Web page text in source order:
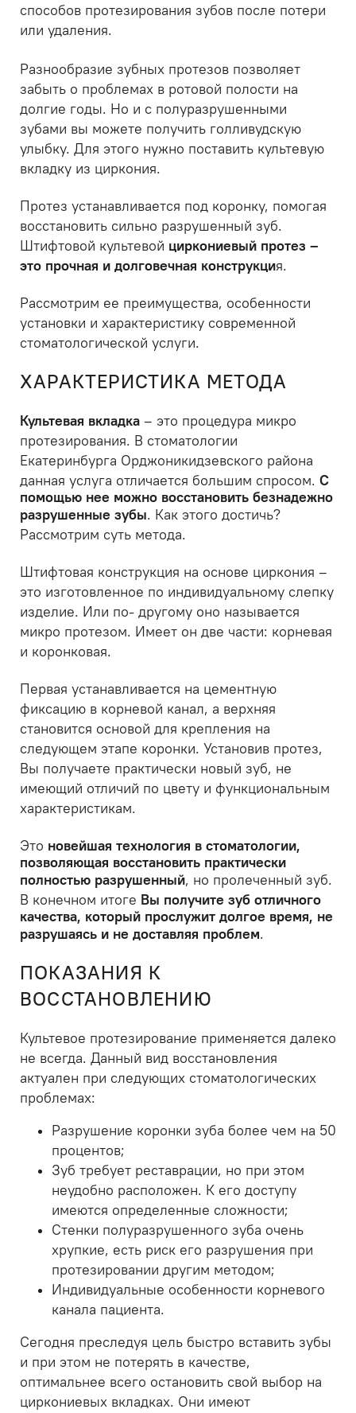
способов протезирования зубов после потери
или удаления.
Разнообразие зубных протезов позволяет
забыть о проблемах в ротовой полости на
долгие годы. Но и с полуразрушенными
зубами вы можете получить голливудскую
улыбку. Для этого нужно поставить культевую
вкладку из циркония.
Протез устанавливается под коронку, помогая
восстановить сильно разрушенный зуб.
Штифтовой культевой циркониевый протез –
это прочная и долговечная конструкция.
Рассмотрим ее преимущества, особенности
установки и характеристику современной
стоматологической услуги.
ХАРАКТЕРИСТИКА МЕТОДА
Культевая вкладка – это процедура микро
протезирования. В стоматологии
Екатеринбурга Орджоникидзевского района
данная услуга отличается большим спросом. С
помощью нее можно восстановить безнадежно
разрушенные зубы. Как этого достичь?
Рассмотрим суть метода.
Штифтовая конструкция на основе циркония –
это изготовленное по индивидуальному слепку
изделие. Или по- другому оно называется
микро протезом. Имеет он две части: корневая
и коронковая.
Первая устанавливается на цементную
фиксацию в корневой канал, а верхняя
становится основой для крепления на
следующем этапе коронки. Установив протез,
Вы получаете практически новый зуб, не
имеющий отличий по цвету и функциональным
характеристикам.
Это новейшая технология в стоматологии,
позволяющая восстановить практически
полностью разрушенный, но пролеченный зуб.
В конечном итоге Вы получите зуб отличного
качества, который прослужит долгое время, не
разрушаясь и не доставляя проблем.
ПОКАЗАНИЯ К
ВОССТАНОВЛЕНИЮ
Культевое протезирование применяется далеко
не всегда. Данный вид восстановления
актуален при следующих стоматологических
проблемах:
Разрушение коронки зуба более чем на 50
процентов;
Зуб требует реставрации, но при этом
неудобно расположен. К его доступу
имеются определенные сложности;
Стенки полуразрушенного зуба очень
хрупкие, есть риск его разрушения при
протезировании другим методом;
Индивидуальные особенности корневого
канала пациента.
Сегодня преследуя цель быстро вставить зубы
и при этом не потерять в качестве,
оптимальнее всего остановить свой выбор на
циркониевых вкладках. Они имеют